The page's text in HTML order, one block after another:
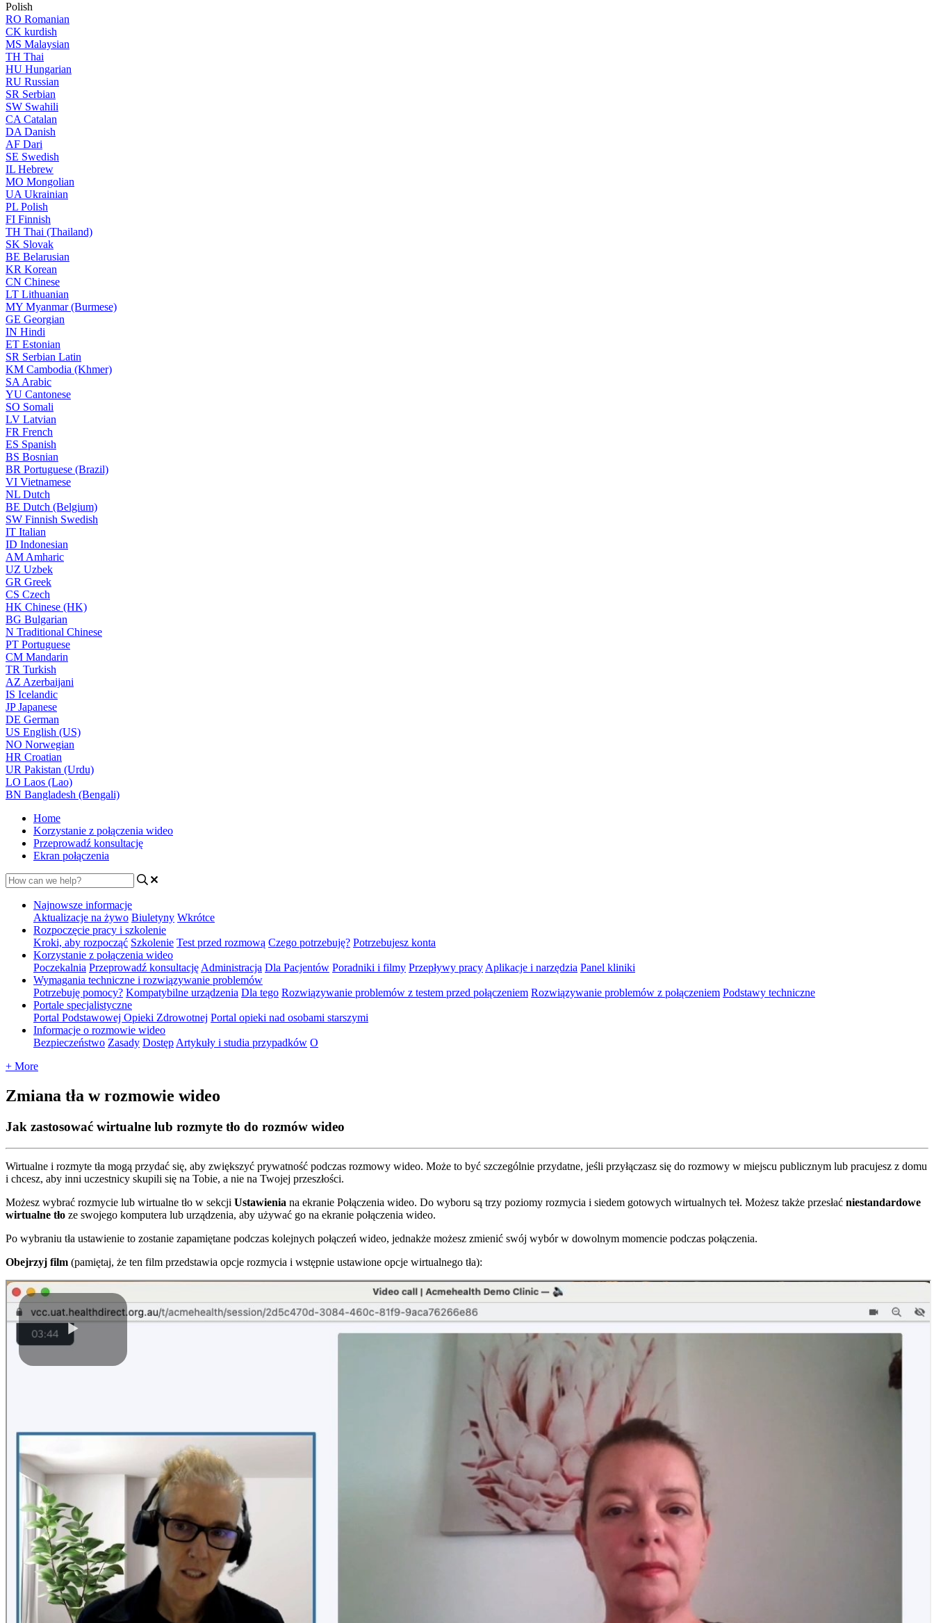
Polish
RO Romanian
CK kurdish
MS Malaysian
TH Thai
HU Hungarian
RU Russian
SR Serbian
SW Swahili
CA Catalan
DA Danish
AF Dari
SE Swedish
IL Hebrew
MO Mongolian
UA Ukrainian
PL Polish
FI Finnish
TH Thai (Thailand)
SK Slovak
BE Belarusian
KR Korean
CN Chinese
LT Lithuanian
MY Myanmar (Burmese)
GE Georgian
IN Hindi
ET Estonian
SR Serbian Latin
KM Cambodia (Khmer)
SA Arabic
YU Cantonese
SO Somali
LV Latvian
FR French
ES Spanish
BS Bosnian
BR Portuguese (Brazil)
VI Vietnamese
NL Dutch
BE Dutch (Belgium)
SW Finnish Swedish
IT Italian
ID Indonesian
AM Amharic
UZ Uzbek
GR Greek
CS Czech
HK Chinese (HK)
BG Bulgarian
N Traditional Chinese
PT Portuguese
CM Mandarin
TR Turkish
AZ Azerbaijani
IS Icelandic
JPJapanese
DE German
US English (US)
NO Norwegian
HR Croatian
UR Pakistan (Urdu)
LO Laos (Lao)
BN Bangladesh (Bengali)
Home
Korzystanie z połączenia wideo
Przeprowadź konsultację
Ekran połączenia
Najnowsze informacje
Aktualizacje na żywo Biuletyny Wkrótce
Rozpoczęcie pracy i szkolenie
Kroki, aby rozpocząć Szkolenie Test przed rozmową Czego potrzebuję? Potrzebujesz konta
Korzystanie z połączenia wideo
Poczekalnia Przeprowadź konsultację Administracja Dla Pacjentów Poradniki i filmy Przepływy pracy Aplikacje i narzędzia Panel kliniki
Wymagania techniczne i rozwiązywanie problemów
Potrzebuję pomocy? Kompatybilne urządzenia Dla tego Rozwiązywanie problemów z testem przed połączeniem Rozwiązywanie problemów z połączeniem Podstawy techniczne
Portale specjalistyczne
Portal Podstawowej Opieki Zdrowotnej Portal opieki nad osobami starszymi
Informacje o rozmowie wideo
Bezpieczeństwo Zasady Dostęp Artykuły i studia przypadków O
+ More
Zmiana tła w rozmowie wideo
Jak zastosować wirtualne lub rozmyte tło do rozmów wideo
Wirtualne i rozmyte tła mogą przydać się, aby zwiększyć prywatność podczas rozmowy wideo. Może to być szczególnie przydatne, jeśli przyłączasz się do rozmowy w miejscu publicznym lub pracujesz z domu
i chcesz, aby inni uczestnicy skupili się na Tobie, a nie na Twojej przeszłości.
Możesz wybrać rozmycie lub wirtualne tło w sekcji Ustawienia na ekranie Połączenia wideo. Do wyboru są trzy poziomy rozmycia i siedem gotowych wirtualnych teł. Możesz także przesłać niestandardowe
wirtualne tło ze swojego komputera lub urządzenia, aby używać go na ekranie połączenia wideo.
Po wybraniu tła ustawienie to zostanie zapamiętane podczas kolejnych połączeń wideo, jednakże możesz zmienić swój wybór w dowolnym momencie podczas połączenia.
Obejrzyj film (pamiętaj, że ten film przedstawia opcje rozmycia i wstępnie ustawione opcje wirtualnego tła):